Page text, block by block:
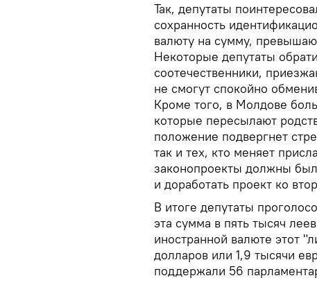
Так, депутаты
сохранность
валюту на сумму,
Некоторые депутаты
соотечественники,
не смогут спокойно
Кроме того, в Молдове
которые пересылают
положение подвергнет
так и тех, кто меняет
законопроекты должны
и доработать проект ко
В итоге депутаты
эта сумма в пять тысяч
иностранной валюте этот
долларов или 1,9 тысячи
поддержали 56